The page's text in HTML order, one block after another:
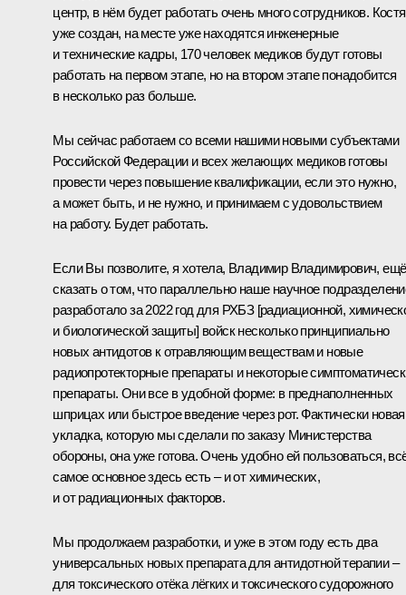
центр, в нём будет работать очень много сотрудников.
уже создан, на месте уже находятся инженерные
и технические кадры, 170 человек медиков будут готовы
работать на первом этапе, но на втором этапе понадобится
в несколько раз больше.
Мы сейчас работаем со всеми нашими новыми субъектами
Российской Федерации и всех желающих медиков готовы
провести через повышение квалификации, если это нужно,
а может быть, и не нужно, и принимаем с удовольствием
на работу. Будет работать.
Если Вы позволите, я хотела, Владимир Владимирович, ещё
сказать о том, что параллельно наше научное
разработало за 2022 год для РХБЗ [радиационной,
и биологической защиты] войск несколько принципиально
новых антидотов к отравляющим веществам и новые
радиопротекторные препараты и некоторые
препараты. Они все в удобной форме: в преднаполненных
шприцах или быстрое введение через рот. Фактически новая
укладка, которую мы сделали по заказу Министерства
обороны, она уже готова. Очень удобно ей пользоваться,
самое основное здесь есть – и от химических,
и от радиационных факторов.
Мы продолжаем разработки, и уже в этом году есть два
универсальных новых препарата для антидотной терапии –
для токсического отёка лёгких и токсического судорожного